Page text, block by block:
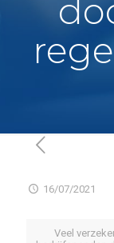
16/07/2021
Veel